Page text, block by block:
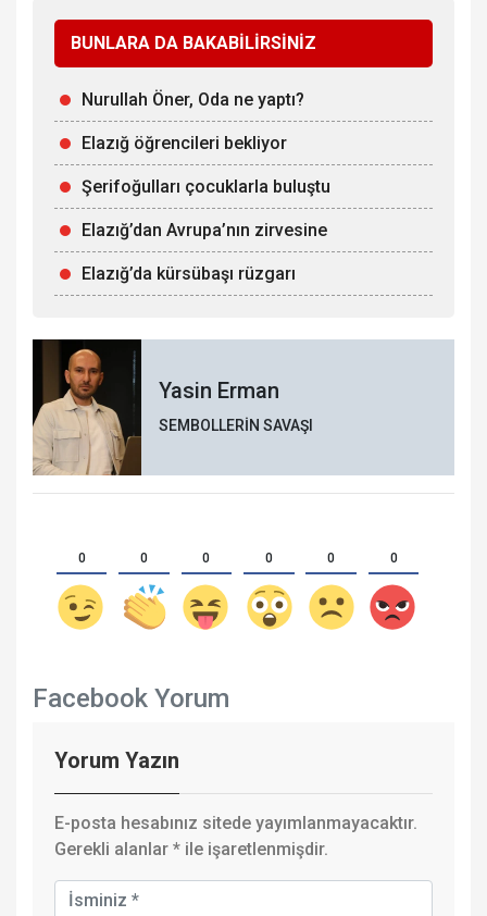
BUNLARA DA BAKABİLİRSİNİZ
Nurullah Öner, Oda ne yaptı?
Elazığ öğrencileri bekliyor
Şerifoğulları çocuklarla buluştu
Elazığ’dan Avrupa’nın zirvesine
Elazığ’da kürsübaşı rüzgarı
Yasin Erman
SEMBOLLERİN SAVAŞI
0 0 0 0 0 0
Facebook Yorum
Yorum Yazın
E-posta hesabınız sitede yayımlanmayacaktır.
Gerekli alanlar * ile işaretlenmişdir.